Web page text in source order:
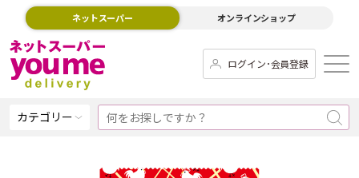
ネットスーパー オンラインショップ
ログイン･会員登録
カテゴリー